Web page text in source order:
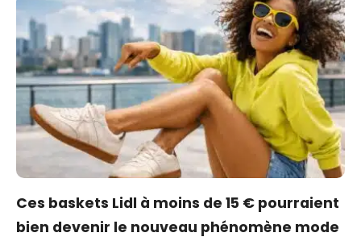
Ces baskets Lidl à moins de 15 € pourraient
bien devenir le nouveau phénomène mode